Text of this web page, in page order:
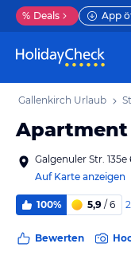
% Deals App
St. Gallenkirch Urlaub
Galgenuler Str.
Auf Karte anzeigen
100% 5,9 / 6
Bewerten